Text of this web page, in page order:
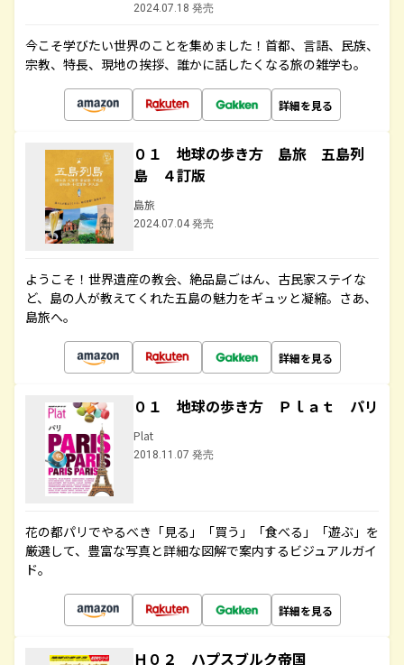
2024.07.18 発売
今こそ学びたい世界のことを集めました！首都、言語、民族、
宗教、特長、現地の挨拶、誰かに話したくなる旅の雑学も。
詳細を見る
０１ 地球の歩き方 島旅 五島列
島 ４訂版
島旅
2024.07.04 発売
ようこそ！世界遺産の教会、絶品島ごはん、古民家ステイな
ど、島の人が教えてくれた五島の魅力をギュッと凝縮。さあ、
島旅へ。
詳細を見る
０１ 地球の歩き方 Ｐｌａｔ パリ
Plat
2018.11.07 発売
花の都パリでやるべき「見る」「買う」「食べる」「遊ぶ」を
厳選して、豊富な写真と詳細な図解で案内するビジュアルガイ
ド。
詳細を見る
Ｈ０２ ハプスブルク帝国